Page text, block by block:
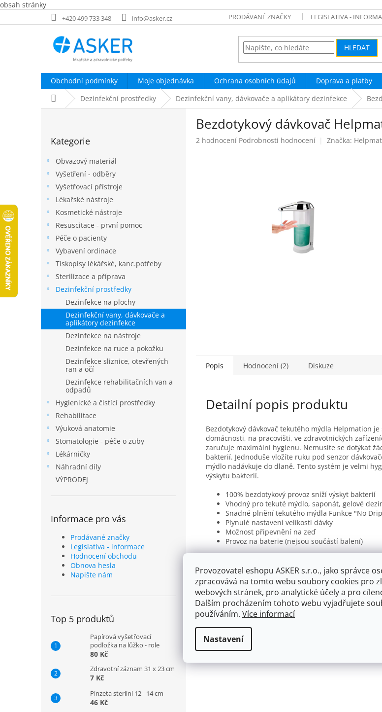
obsah stránky
Provozovatel eshopu ASKER s.r.o., jako správce
zpracovává na tomto webu soubory cookies pro
webových stránek, pro analytické účely a pro
Dalším procházením tohoto webu vyjadřujete
používáním. Více informací
Nastavení
na
+420 499 733 348 info@asker.cz PRODÁVANÉ ZNAČKY LEGISLATIVA -
HLEDAT
Obchodní podmínky Moje objednávka Ochrana osobních údajů Doprava a platby
Domů Dezinfekční prostředky Dezinfekční vany, dávkovače a aplikátory dezinfekce
kategorie
Kategorie
Obvazový materiál
Vyšetření - odběry
Vyšetřovací přístroje
Lékařské nástroje
Kosmetické nástroje
Resuscitace - první pomoc
Péče o pacienty
Vybavení ordinace
Tiskopisy lékářské, kanc.potřeby
Sterilizace a příprava
Dezinfekční prostředky
Dezinfekce na plochy
Dezinfekční vany, dávkovače a
aplikátory dezinfekce
Dezinfekce na nástroje
Dezinfekce na ruce a pokožku
Dezinfekce sliznice, otevřených
ran a očí
Dezinfekce rehabilitačních van a
odpadů
Hygienické a čistící prostředky
Rehabilitace
Výuková anatomie
Stomatologie - péče o zuby
Lékárničky
Náhradní díly
VÝPRODEJ
Informace pro vás
Prodávané značky
Legislativa - informace
Hodnocení obchodu
Obnova hesla
Napište nám
Top 5 produktů
Papírová vyšetřovací
podložka na lůžko - role
80 Kč
Zdravotní záznam 31 x 23 cm
7 Kč
Pinzeta sterilní 12 - 14 cm
46 Kč
Bezdotykový dávkovač
Průměrné
2 hodnocení Podrobnosti hodnocení Značka:
Popis Hodnocení (2) Diskuze
Detailní popis produktu
Bezdotykový dávkovač tekutého mýdla Helpmation
domácnosti, na pracovišti, ve zdravotnických
zaručuje maximální hygienu. Nemusíte se dotýkat
bakterií. Jednoduše vložíte ruku pod senzor
mýdlo nadávkuje do dlaně. Tento systém je velmi
výskytu bakterií.
100% bezdotykový provoz sníží výskyt bakterií
Vhodný pro tekuté mýdlo, saponát, gelové
Snadné plnění tekutého mýdla Funkce "No
Plynulé nastavení velikosti dávky
Možnost připevnění na zeď
Provoz na baterie (nejsou součástí balení)